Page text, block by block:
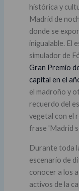
histórica y
Madrid de
donde se
inigualable. El
simulador de
Gran Premio
capital en el
el madroño y
recuerdo del
vegetal con el
frase 'Madrid
Durante toda
escenario de
conocer a los
activos de la